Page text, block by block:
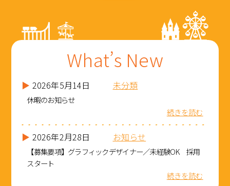
What’s New
▶ 2026年5月14日 未分類
休暇のお知らせ
続きを読む
▶ 2026年2月28日 お知らせ
【募集要項】グラフィックデザイナー／未経験OK 採用
スタート
続きを読む